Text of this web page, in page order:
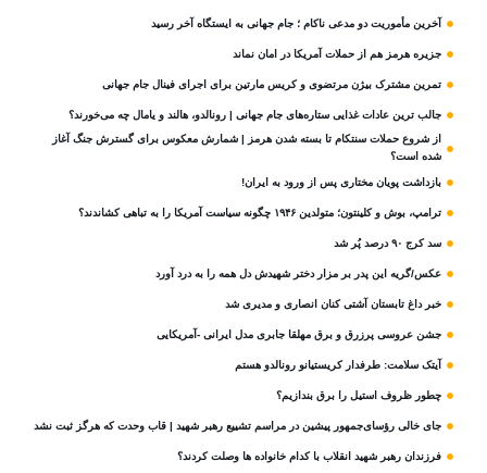
آخرین مأموریت دو مدعی ناکام ؛ جام جهانی به ایستگاه آخر رسید
جزیره هرمز هم از حملات آمریکا در امان نماند
تمرین مشترک بیژن مرتضوی و کریس مارتین برای اجرای فینال جام جهانی
جالب ترین عادات غذایی ستاره‌های جام جهانی | رونالدو، هالند و یامال چه می‌خورند؟
از شروع حملات سنتکام تا بسته شدن هرمز | شمارش معکوس برای گسترش جنگ آغاز
شده است؟
بازداشت پویان مختاری پس از ورود به ایران!
ترامپ، بوش و کلینتون؛ متولدین ۱۹۴۶ چگونه سیاست آمریکا را به تباهی کشاندند؟
سد کرج ۹۰ درصد پُر شد
عکس/گریه این پدر بر مزار دختر شهیدش دل همه را به درد آورد
خبر داغ تابستان آشتی کنان انصاری و مدیری شد
جشن عروسی پرزرق و برق مهلقا جابری مدل ایرانی -آمریکایی
آیتک سلامت: طرفدار کریستیانو رونالدو هستم
چطور ظروف استیل را برق بندازیم؟
جای خالی رؤسای‌جمهور پیشین در مراسم تشییع رهبر شهید | قاب وحدت که هرگز ثبت نشد
فرزندان رهبر شهید انقلاب با کدام خانواده ها وصلت کردند؟